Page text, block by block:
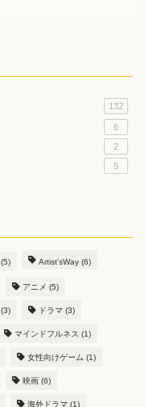
132
6
2
5
(5) Artist'sWay (6)
アニメ (5)
(3) ドラマ (3)
マインドフルネス (1)
女性向けゲーム (1)
映画 (6)
海外ドラマ (1)